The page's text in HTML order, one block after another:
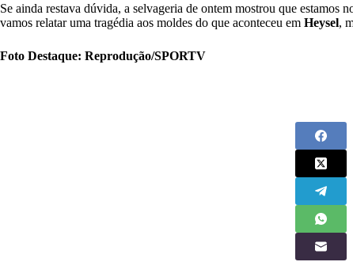
Se ainda restava dúvida, a selvageria de ontem mostrou que estamos
vamos relatar uma tragédia aos moldes do que aconteceu em Heysel,
Foto Destaque: Reprodução/SPORTV